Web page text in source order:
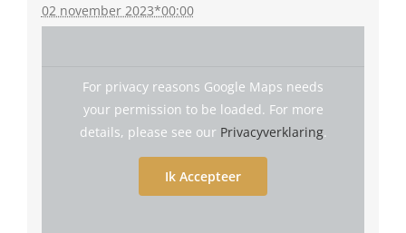
02 november 2023*00:00
For privacy reasons Google Maps needs
your permission to be loaded. For more
details, please see our Privacyverklaring.
Ik Accepteer